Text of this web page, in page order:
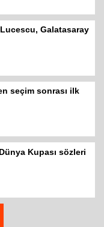
Galatasaray
seçim sonrası ilk
Kupası sözleri